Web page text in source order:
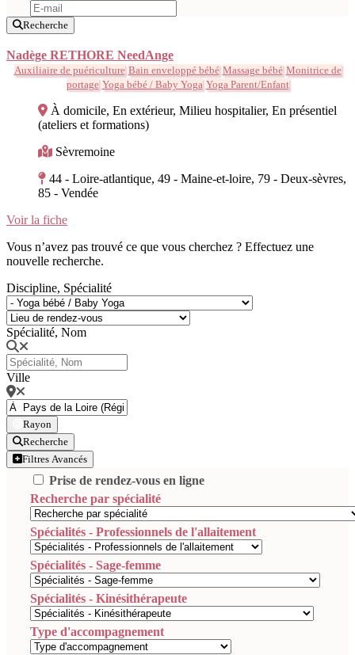
Recherche
Nadège RETHORE NeedAnge
Auxiliaire de puériculture Bain enveloppé bébé Massage bébé Monitrice de
portage Yoga bébé / Baby Yoga Yoga Parent/Enfant
À domicile, En extérieur, Milieu hospitalier, En présentiel
(ateliers et formations)
Sèvremoine
44 - Loire-atlantique, 49 - Maine-et-loire, 79 - Deux-sèvres,
85 - Vendée
Voir la fiche
Vous n’avez pas trouvé ce que vous cherchez ? Effectuez une
nouvelle recherche.
Discipline, Spécialité
Spécialité, Nom
Ville
Rayon
Recherche
Filtres Avancés
Prise de rendez-vous en ligne
Recherche par spécialité
Spécialités - Professionnels de l'allaitement
Spécialités - Sage-femme
Spécialités - Kinésithérapeute
Type d'accompagnement